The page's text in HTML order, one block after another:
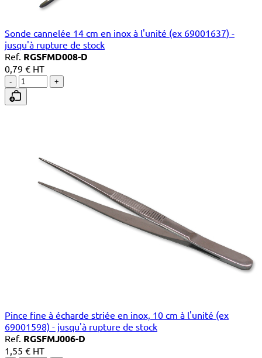
Sonde cannelée 14 cm en inox à l'unité (ex 69001637) -
jusqu'à rupture de stock
Ref. RGSFMD008-D
0,79 € HT
- +
Pince fine à écharde striée en inox, 10 cm à l'unité (ex
69001598) - jusqu'à rupture de stock
Ref. RGSFMJ006-D
1,55 € HT